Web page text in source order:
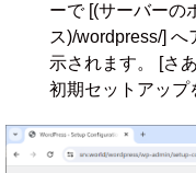
ーで [(サーバーの
ス)/wordpress/]
示されます。 [さ
初期セットアップ